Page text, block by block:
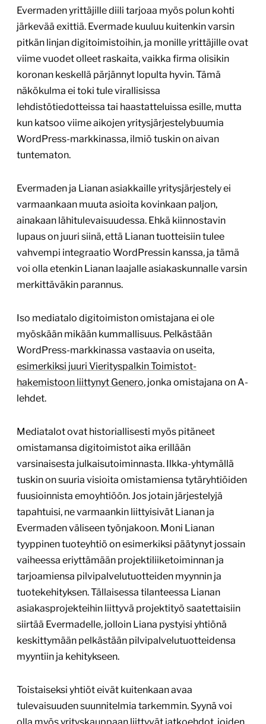
Evermaden yrittäjille diili tarjoaa myös polun kohti
järkevää exittiä. Evermade kuuluu kuitenkin varsin
pitkän linjan digitoimistoihin, ja monille yrittäjille ovat
viime vuodet olleet raskaita, vaikka firma olisikin
koronan keskellä pärjännyt lopulta hyvin. Tämä
näkökulma ei toki tule virallisissa
lehdistötiedotteissa tai haastatteluissa esille, mutta
kun katsoo viime aikojen yritysjärjestelybuumia
WordPress-markkinassa, ilmiö tuskin on aivan
tuntematon.
Evermaden ja Lianan asiakkaille yritysjärjestely ei
varmaankaan muuta asioita kovinkaan paljon,
ainakaan lähitulevaisuudessa. Ehkä kiinnostavin
lupaus on juuri siinä, että Lianan tuotteisiin tulee
vahvempi integraatio WordPressin kanssa, ja tämä
voi olla etenkin Lianan laajalle asiakaskunnalle varsin
merkittäväkin parannus.
Iso mediatalo digitoimiston omistajana ei ole
myöskään mikään kummallisuus. Pelkästään
WordPress-markkinassa vastaavia on useita,
esimerkiksi juuri Vierityspalkin Toimistot-
hakemistoon liittynyt Genero, jonka omistajana on A-
lehdet.
Mediatalot ovat historiallisesti myös pitäneet
omistamansa digitoimistot aika erillään
varsinaisesta julkaisutoiminnasta. Ilkka-yhtymällä
tuskin on suuria visioita omistamiensa tytäryhtiöiden
fuusioinnista emoyhtiöön. Jos jotain järjestelyjä
tapahtuisi, ne varmaankin liittyisivät Lianan ja
Evermaden väliseen työnjakoon. Moni Lianan
tyyppinen tuoteyhtiö on esimerkiksi päätynyt jossain
vaiheessa eriyttämään projektiliiketoiminnan ja
tarjoamiensa pilvipalvelutuotteiden myynnin ja
tuotekehityksen. Tällaisessa tilanteessa Lianan
asiakasprojekteihin liittyvä projektityö saatettaisiin
siirtää Evermadelle, jolloin Liana pystyisi yhtiönä
keskittymään pelkästään pilvipalvelutuotteidensa
myyntiin ja kehitykseen.
Toistaiseksi yhtiöt eivät kuitenkaan avaa
tulevaisuuden suunnitelmia tarkemmin. Syynä voi
olla myös yrityskauppaan liittyvät jatkoehdot, joiden